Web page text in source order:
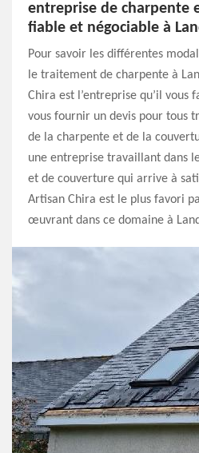
entreprise de charpente
fiable et négociable à
Pour savoir les différentes
le traitement de charpente à
Chira est l’entreprise qu’il vous
vous fournir un devis pour tous
de la charpente et de la
une entreprise travaillant dans
et de couverture qui arrive à
Artisan Chira est le plus favori
œuvrant dans ce domaine à